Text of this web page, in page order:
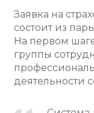
Заявка на
состоит из
На первом
группы
деятельности